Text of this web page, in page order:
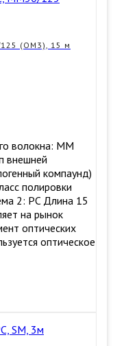
125 (ОМ3), 15 м
волокна: MM
внешней
компаунд)
полировки
2: PC Длина 15
на рынок
оптических
оптическое